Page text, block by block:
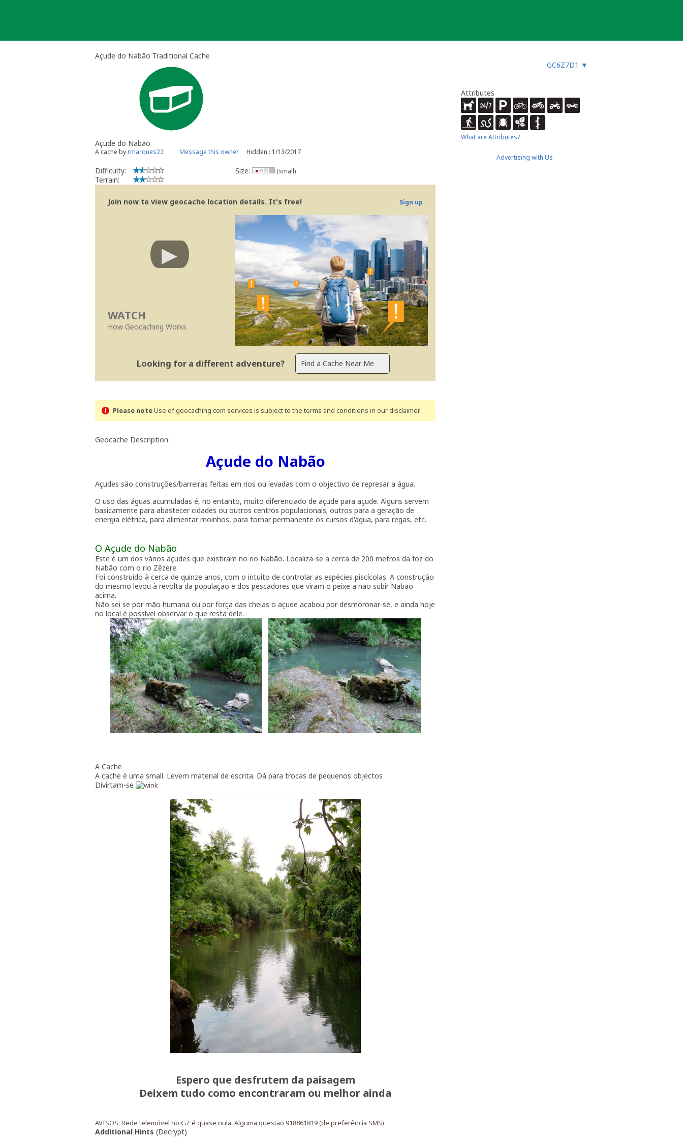
Açude do Nabão Traditional Cache
GC6Z7D1 ▼
Açude do Nabão
A cache byrmarques22 Message this owner Hidden : 1/13/2017
Difficulty:
Terrain:
Size: (small)
Join now to view geocache location details. It's free! Sign up
WATCH
How Geocaching Works
Looking for a different adventure?
Please noteUse of geocaching.com services is subject to the terms and conditions in our disclaimer.
Geocache Description:
Açude do Nabão
Açudes são construções/barreiras feitas em rios ou levadas com o objectivo de represar a água.
O uso das águas acumuladas é, no entanto, muito diferenciado de açude para açude. Alguns servem
basicamente para abastecer cidades ou outros centros populacionais; outros para a geração de
energia elétrica, para alimentar moinhos, para tornar permanente os cursos d'água, para regas, etc.
O Açude do Nabão
Este é um dos vários açudes que existiram no rio Nabão. Localiza-se a cerca de 200 metros da foz do
Nabão com o rio Zêzere.
Foi construído à cerca de quinze anos, com o intuito de controlar as espécies piscícolas. A construção
do mesmo levou à revolta da população e dos pescadores que viram o peixe a não subir Nabão
acima.
Não sei se por mão humana ou por força das cheias o açude acabou por desmoronar-se, e ainda hoje
no local é possível observar o que resta dele.
A Cache
A cache é uma small. Levem material de escrita. Dá para trocas de pequenos objectos
Divirtam-se
Espero que desfrutem da paisagem
Deixem tudo como encontraram ou melhor ainda
AVISOS: Rede telemóvel no GZ é quase nula. Alguma questão 918861819 (de preferência SMS)
Additional Hints (Decrypt)
Attributes
What are Attributes?
Advertising with Us